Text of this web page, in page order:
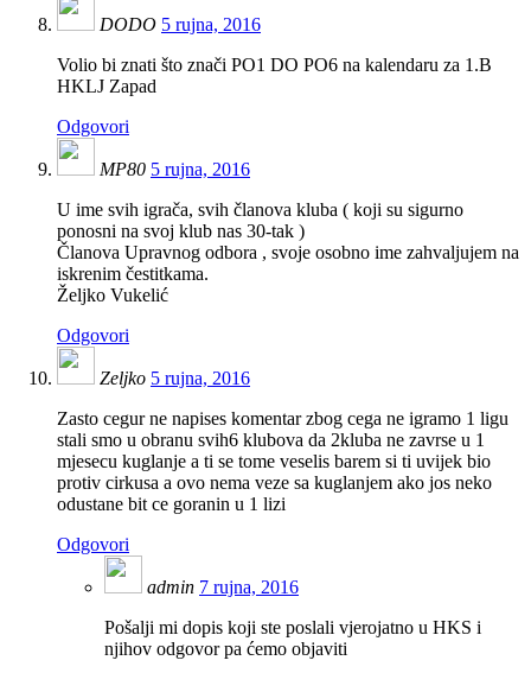
DODO 5 rujna, 2016
Volio bi znati što znači PO1 DO PO6 na kalendaru za 1.B
HKLJ Zapad
Odgovori
MP80 5 rujna, 2016
U ime svih igrača, svih članova kluba ( koji su sigurno
ponosni na svoj klub nas 30-tak )
Članova Upravnog odbora , svoje osobno ime zahvaljujem na
iskrenim čestitkama.
Željko Vukelić
Odgovori
Zeljko 5 rujna, 2016
Zasto cegur ne napises komentar zbog cega ne igramo 1 ligu
stali smo u obranu svih6 klubova da 2kluba ne zavrse u 1
mjesecu kuglanje a ti se tome veselis barem si ti uvijek bio
protiv cirkusa a ovo nema veze sa kuglanjem ako jos neko
odustane bit ce goranin u 1 lizi
Odgovori
admin 7 rujna, 2016
Pošalji mi dopis koji ste poslali vjerojatno u HKS i
njihov odgovor pa ćemo objaviti